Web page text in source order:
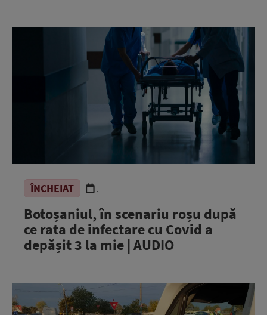
ÎNCHEIAT .
Botoșaniul, în scenariu roșu după
ce rata de infectare cu Covid a
depășit 3 la mie | AUDIO